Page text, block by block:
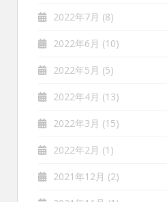
2022年7月 (8)
2022年6月 (10)
2022年5月 (5)
2022年4月 (13)
2022年3月 (15)
2022年2月 (1)
2021年12月 (2)